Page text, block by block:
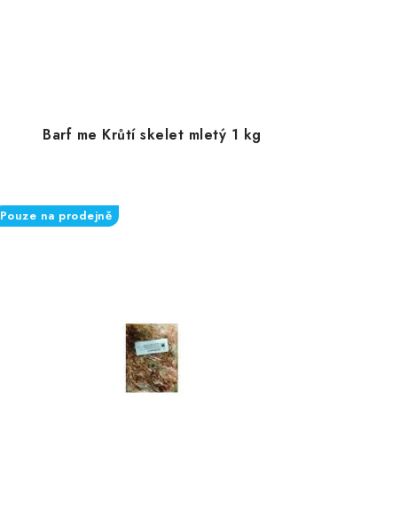
Barf me Krůtí skelet mletý 1 kg
Pouze na prodejně